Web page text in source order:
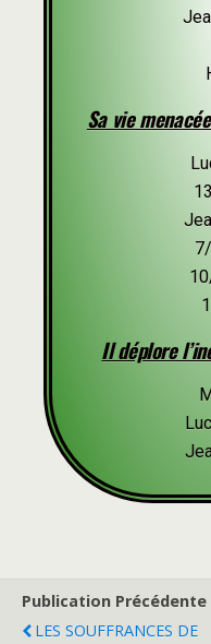
Sa vie
Il déplore
Publication Précédente
LES SOUFFRANCES DE